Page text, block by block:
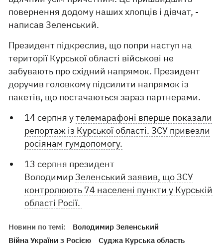
повернення додому наших хлопців і дівчат, -
написав Зеленський.
Президент підкреслив, що попри наступ на
території Курської області військові не
забувають про східний напрямок. Президент
доручив головкому підсилити напрямок із
пакетів, що постачаються зараз партнерами.
14 серпня утелемарафоні вперше показали
репортаж із Курської області. ЗСУ привезли
росіянам гумдопомогу.
13 серпня президент
Володимир Зеленський заявив, що ЗСУ
контролюють 74 населені пункти у Курській
області Росії.
Новини по темі:
Володимир Зеленський
Війна України з Росією
Суджа Курська область